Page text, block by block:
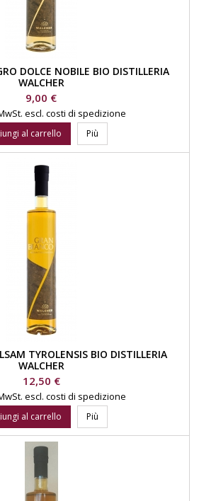
DOLCE NOBILE BIO DISTILLERIA
WALCHER
Prezzo
9,00 €
escl. costi di spedizione
al carrello Più
TYROLENSIS BIO DISTILLERIA
WALCHER
Prezzo
12,50 €
escl. costi di spedizione
al carrello Più